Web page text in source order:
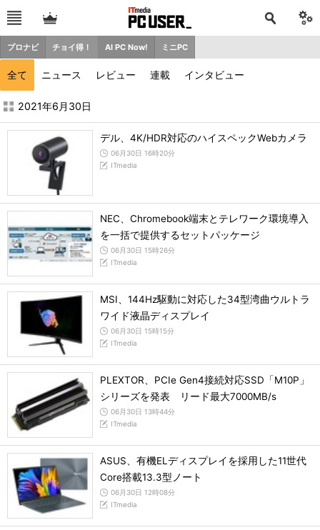
プロナビ チョイ得！ AI PC Now! ミニPC
全て ニュース レビュー 連載 インタビュー
2021年6月の記事一覧 - ITmedia PC USER
2021年6月30日
デル、4K/HDR対応のハイスペックWebカメラ
06月30日 16時20分
ITmedia
NEC、Chromebook端末とテレワーク環境導入
を一括で提供するセットパッケージ
06月30日 15時26分
ITmedia
MSI、144Hz駆動に対応した34型湾曲ウルトラ
ワイド液晶ディスプレイ
06月30日 15時15分
ITmedia
PLEXTOR、PCIe Gen4接続対応SSD「M10P」
シリーズを発表 リード最大7000MB/s
06月30日 13時44分
ITmedia
ASUS、有機ELディスプレイを採用した11世代
Core搭載13.3型ノート
06月30日 12時08分
ITmedia